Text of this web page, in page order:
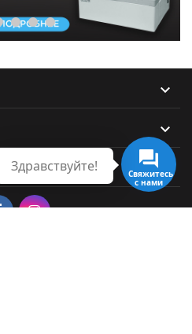



Свяжитесь
с нами
Здравствуйте!